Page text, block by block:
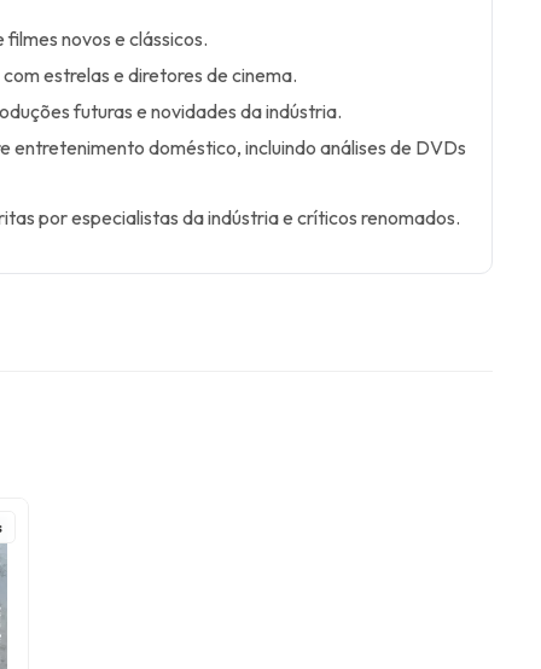
novos e clássicos.
estrelas e diretores de cinema.
futuras e novidades da indústria.
entretenimento doméstico, incluindo análises de DVDs
por especialistas da indústria e críticos renomados.